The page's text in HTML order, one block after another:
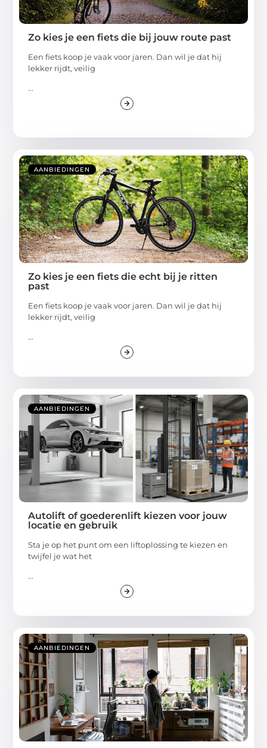
Zo kies je een fiets die bij jouw route past
Een fiets koop je vaak voor jaren. Dan wil je dat hij
lekker rijdt, veilig
...
AANBIEDINGEN
Zo kies je een fiets die echt bij je ritten
past
Een fiets koop je vaak voor jaren. Dan wil je dat hij
lekker rijdt, veilig
...
AANBIEDINGEN
Autolift of goederenlift kiezen voor jouw
locatie en gebruik
Sta je op het punt om een liftoplossing te kiezen en
twijfel je wat het
...
AANBIEDINGEN